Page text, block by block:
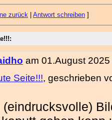
zurück Antwort schreiben ]
am 01.August
Seite!!!, geschrieben